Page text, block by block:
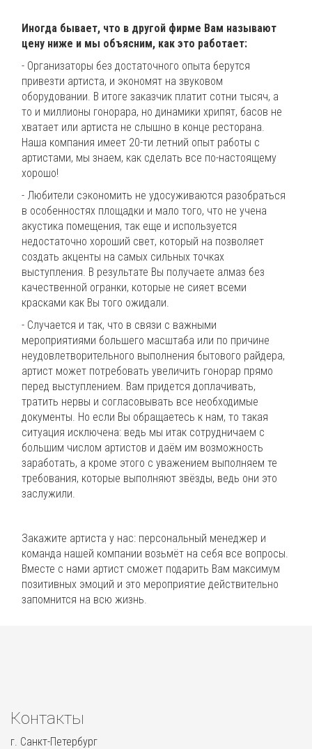
Иногда бывает, что в другой фирме Вам называют
цену ниже и мы объясним, как это работает:
- Организаторы без достаточного опыта берутся
привезти артиста, и экономят на звуковом
оборудовании. В итоге заказчик платит сотни тысяч, а
то и миллионы гонорара, но динамики хрипят, басов не
хватает или артиста не слышно в конце ресторана.
Наша компания имеет 20-ти летний опыт работы с
артистами, мы знаем, как сделать все по-настоящему
хорошо!
- Любители сэкономить не удосуживаются разобраться
в особенностях площадки и мало того, что не учена
акустика помещения, так еще и используется
недостаточно хороший свет, который на позволяет
создать акценты на самых сильных точках
выступления. В результате Вы получаете алмаз без
качественной огранки, которые не сияет всеми
красками как Вы того ожидали.
- Случается и так, что в связи с важными
мероприятиями большего масштаба или по причине
неудовлетворительного выполнения бытового райдера,
артист может потребовать увеличить гонорар прямо
перед выступлением. Вам придется доплачивать,
тратить нервы и согласовывать все необходимые
документы. Но если Вы обращаетесь к нам, то такая
ситуация исключена: ведь мы итак сотрудничаем с
большим числом артистов и даём им возможность
заработать, а кроме этого с уважением выполняем те
требования, которые выполняют звёзды, ведь они это
заслужили.
Закажите артиста у нас: персональный менеджер и
команда нашей компании возьмёт на себя все вопросы.
Вместе с нами артист сможет подарить Вам максимум
позитивных эмоций и это мероприятие действительно
запомнится на всю жизнь.
Контакты
г. Санкт-Петербург